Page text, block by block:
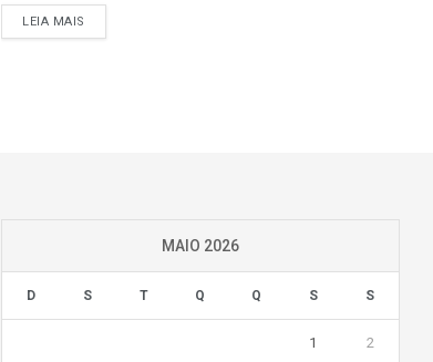
LEIA MAIS
MAIO 2026
D S T Q Q S S
1 2